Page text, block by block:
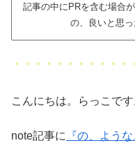
記事の中にPRを含む場合
の、良いと思っ
こんにちは。らっこです
note記事に 『の、ような